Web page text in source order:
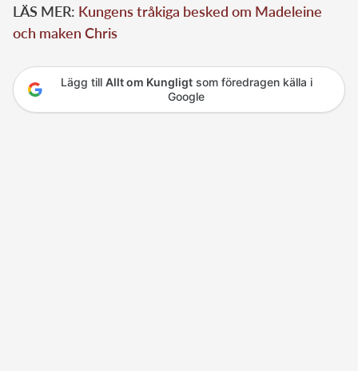
LÄS MER: Kungens tråkiga besked om Madeleine
och maken Chris
Lägg till Allt om Kungligtsom föredragen källa i
Google